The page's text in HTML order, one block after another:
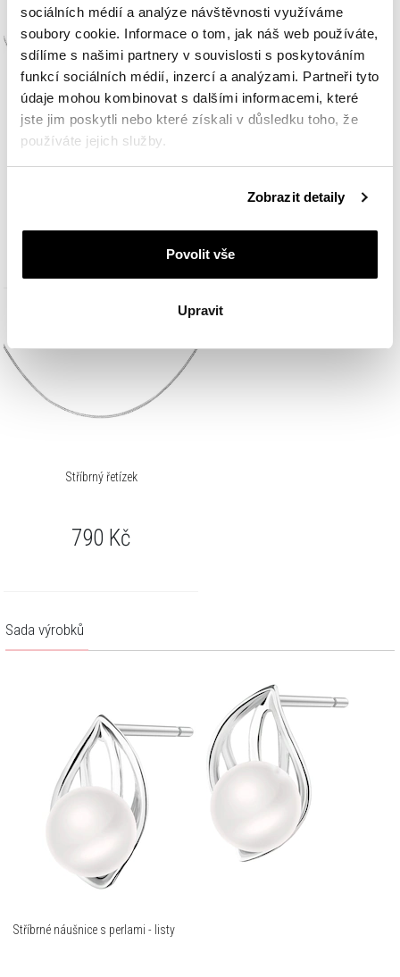
sociálních médií a analýze návštěvnosti využíváme
soubory cookie. Informace o tom, jak náš web používáte,
sdílíme s našimi partnery v souvislosti s poskytováním
funkcí sociálních médií, inzercí a analýzami. Partneři tyto
údaje mohou kombinovat s dalšími informacemi, které
jste jim poskytli nebo které získali v důsledku toho, že
používáte jejich služby.
Zásadách ochrany osobních údajů
Zobrazit detaily
Povolit vše
Upravit
790 Kč 690 Kč
Stříbrný řetízek
790 Kč
Sada výrobků
Stříbrné náušnice s perlami - listy